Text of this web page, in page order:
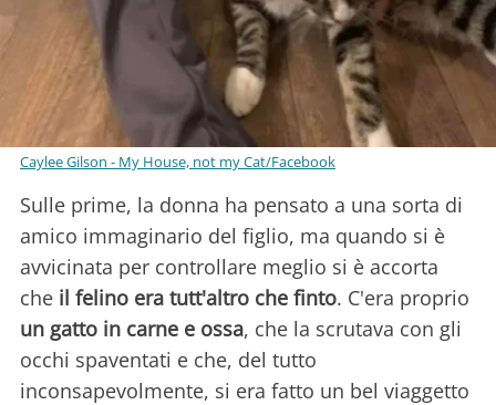
Caylee Gilson - My House, not my Cat/Facebook
Sulle prime, la donna ha pensato a una sorta di
amico immaginario del figlio, ma quando si è
avvicinata per controllare meglio si è accorta
che il felino era tutt'altro che finto. C'era proprio
un gatto in carne e ossa, che la scrutava con gli
occhi spaventati e che, del tutto
inconsapevolmente, si era fatto un bel viaggetto